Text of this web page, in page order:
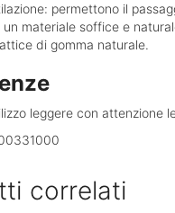
permettono il
materiale soffice e
di gomma naturale.
leggere con
correlati